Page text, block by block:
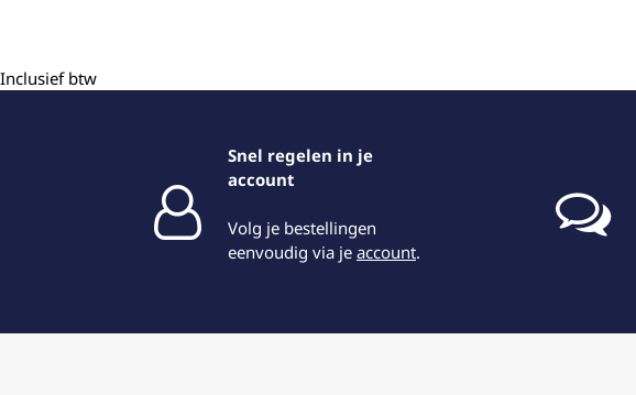
Inclusief btw
Snel regelen in je
account
Volg je bestellingen
eenvoudig via je account.